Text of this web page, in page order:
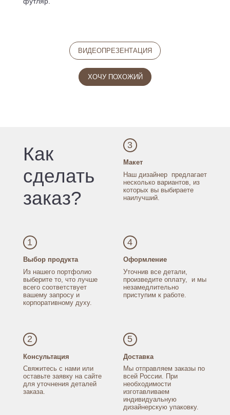
ВИДЕОПРЕЗЕНТАЦИЯ
ХОЧУ ПОХОЖИЙ
Как
сделать
заказ?
1
Выбор продукта
Из нашего портфолио
выберите то, что лучше
всего соответствует
вашему запросу и
корпоративному духу.
2
Консультация
Свяжитесь с нами или
оставьте заявку на сайте
для уточнения деталей
заказа.
3
Макет
Наш дизайнер предлагает
нескольковариантов, из
которых вы выбираете
наилучший.
4
Оформление
Уточнив все детали,
произведите оплату,
и мы
незамедлительно
приступим к работе.
5
Доставка
Мы отправляем заказы по
всей России. При
необходимости
изготавливаем
индивидуальную
дизайнерскую упаковку.